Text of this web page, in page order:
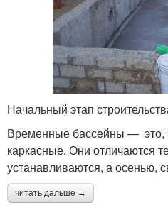
Начальный этап
Временные бассейны — это,
каркасные. Они отличаются
устанавливаются, а осенью,
читать дальше →